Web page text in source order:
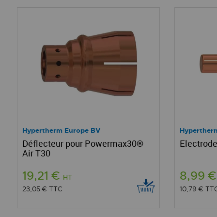
Hypertherm Europe BV
Déflecteur pour Powermax30®
Air T30
19,21 € HT
23,05 € TTC
8,99
10,79 €